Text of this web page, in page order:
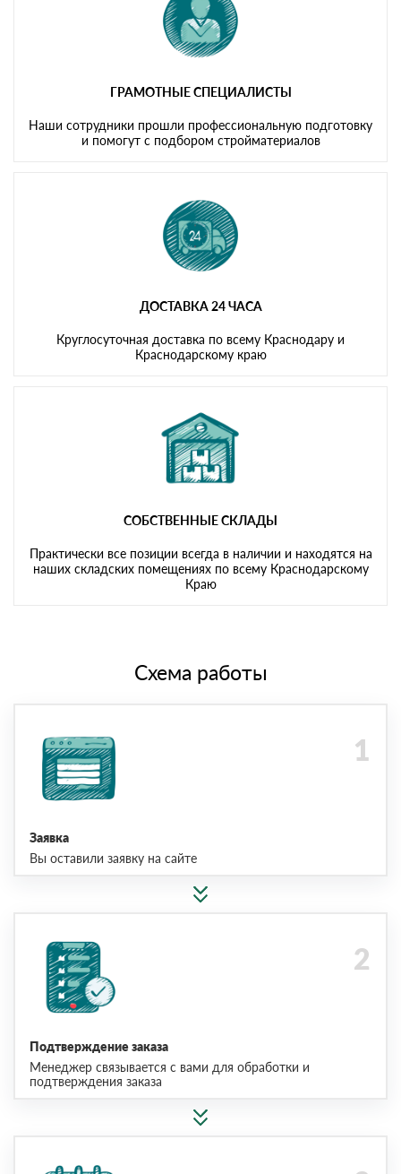
ГРАМОТНЫЕ СПЕЦИАЛИСТЫ
Наши сотрудники прошли профессиональную подготовку
и помогут с подбором стройматериалов
ДОСТАВКА 24 ЧАСА
Круглосуточная доставка по всему Краснодару и
Краснодарскому краю
СОБСТВЕННЫЕ СКЛАДЫ
Практически все позиции всегда в наличии и находятся на
наших складских помещениях по всему Краснодарскому
Краю
Схема работы
Заявка
Вы оставили заявку на сайте
Подтверждение заказа
Менеджер связывается с вами для обработки и
подтверждения заказа